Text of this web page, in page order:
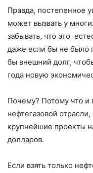
Правда, постепенное
может вызвать у
забывать, что это
даже если бы не было
бы внешний долг,
года новую
Почему? Потому что и
нефтегазовой
крупнейшие проекты
долларов.
Если взять только